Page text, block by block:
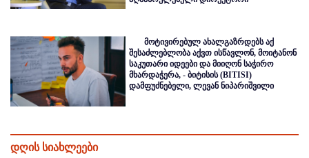
მოტივირებულ ახალგაზრდებს აქ
შესაძლებლობა აქვთ ისწავლონ, მოიტანონ
საკუთარი იდეები და მიიღონ საჭირო
მხარდაჭერა, - ბიტისის (BITISI)
დამფუძნებელი, ლევან ნიპარიშვილი
დღის სიახლეები